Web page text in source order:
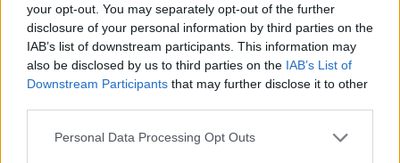
your opt-out. You may separately opt-out of the further
disclosure of your personal information by third parties on the
IAB’s list of downstream participants. This information may
also be disclosed by us to third parties on the IAB’s List of
Downstream Participants that may further disclose it to other
Personal Data Processing Opt Outs